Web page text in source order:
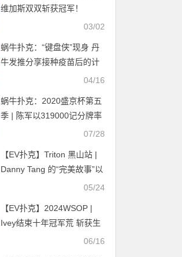
维加斯双双斩获冠军！
03/02
蜗牛扑克：“键盘侠”现身 丹
牛发推分享接种疫苗后的计
04/16
蜗牛扑克：2020盛京杯第五
季 | 陈军以319000记分牌率
先领跑！203位选手成功进
07/28
【EV扑克】Triton 黑山站 |
Danny Tang 的“完美故事”以
主赛冠军收官，斩获350万
05/24
【EV扑克】2024WSOP |
Ivey结束十年冠军荒 斩获生
涯第11条金手链 陈梦祺获赛
06/16